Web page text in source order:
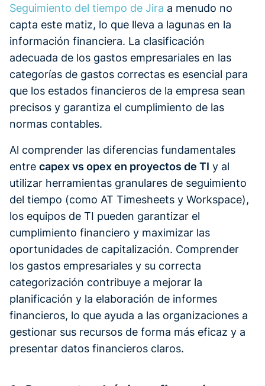
Seguimiento del tiempo de Jira a menudo no
capta este matiz, lo que lleva a lagunas en la
información financiera. La clasificación
adecuada de los gastos empresariales en las
categorías de gastos correctas es esencial para
que los estados financieros de la empresa sean
precisos y garantiza el cumplimiento de las
normas contables.
Al comprender las diferencias fundamentales
entre capex vs opex en proyectos de TI y al
utilizar herramientas granulares de seguimiento
del tiempo (como AT Timesheets y Workspace),
los equipos de TI pueden garantizar el
cumplimiento financiero y maximizar las
oportunidades de capitalización. Comprender
los gastos empresariales y su correcta
categorización contribuye a mejorar la
planificación y la elaboración de informes
financieros, lo que ayuda a las organizaciones a
gestionar sus recursos de forma más eficaz y a
presentar datos financieros claros.